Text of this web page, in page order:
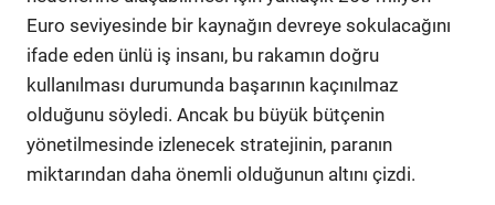
Euro seviyesinde bir kaynağın devreye sokulacağını
ifade eden ünlü iş insanı, bu rakamın doğru
kullanılması durumunda başarının kaçınılmaz
olduğunu söyledi. Ancak bu büyük bütçenin
yönetilmesinde izlenecek stratejinin, paranın
miktarından daha önemli olduğunun altını çizdi.